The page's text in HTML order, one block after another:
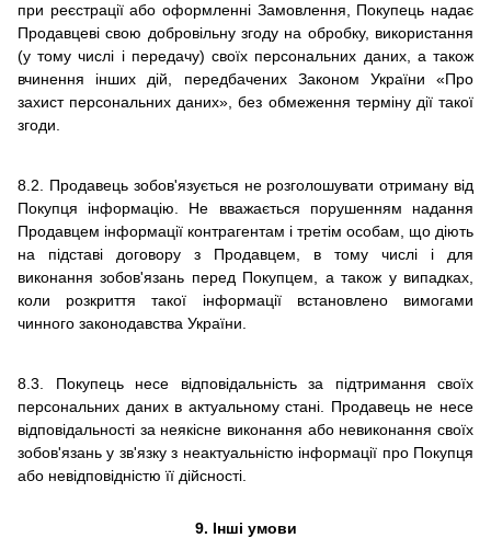
при реєстрації або оформленні Замовлення, Покупець надає
Продавцеві свою добровільну згоду на обробку, використання
(у тому числі і передачу) своїх персональних даних, а також
вчинення інших дій, передбачених Законом України «Про
захист персональних даних», без обмеження терміну дії такої
згоди.
8.2. Продавець зобов'язується не розголошувати отриману від
Покупця інформацію. Не вважається порушенням надання
Продавцем інформації контрагентам і третім особам, що діють
на підставі договору з Продавцем, в тому числі і для
виконання зобов'язань перед Покупцем, а також у випадках,
коли розкриття такої інформації встановлено вимогами
чинного законодавства України.
8.3. Покупець несе відповідальність за підтримання своїх
персональних даних в актуальному стані. Продавець не несе
відповідальності за неякісне виконання або невиконання своїх
зобов'язань у зв'язку з неактуальністю інформації про Покупця
або невідповідністю її дійсності.
9. Інші умови